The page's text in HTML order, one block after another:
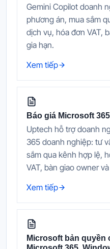
Gemini Copilot doanh
phương án, mua sắm
dịch vụ, hóa đơn VAT,
gia hạn.
Xem tiếp
Báo giá Microsoft
Uptech hỗ trợ doanh
365 doanh nghiệp: tư
sắm qua kênh hợp lệ,
VAT, bàn giao owner
Xem tiếp
Microsoft bản quyền